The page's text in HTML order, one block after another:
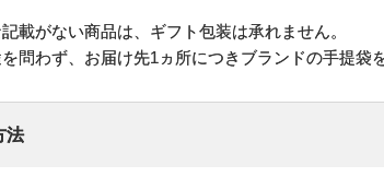
記載がない商品は、ギフト包装は承れません。
を問わず、お届け先1ヵ所につきブランドの手提袋
法